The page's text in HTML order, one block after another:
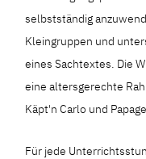
selbstständig
Kleingruppen und
eines Sachtextes. Die
eine altersgerechte
Käpt'n Carlo und
Für jede